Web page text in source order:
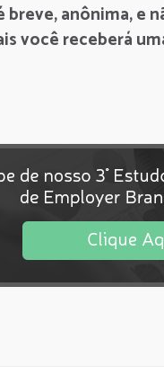
breve, anônima, e
você receberá